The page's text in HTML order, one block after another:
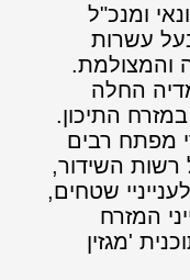
ומנכ"ל
עשרות
והמצולמת.
החלה
התיכון.
מפתח רבים
השידור,
שטחים,
המזרח
'מגזין